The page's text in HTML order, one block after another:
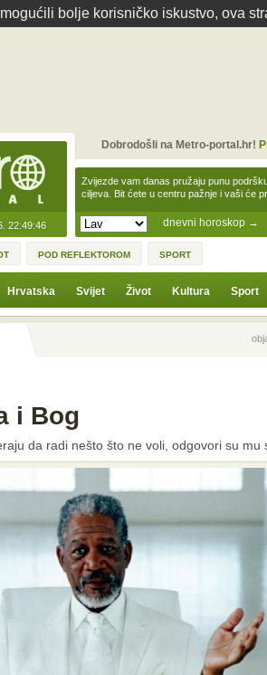
bolje korisničko iskustvo, ova
22:49:46 dnevni horoskop →
Zvijezde vam danas pružaju punu
ciljeva. Bit ćete u centru pažnje i vaši će
Dobrodošli na Metro-portal.hr!
POD REFLEKTOROM SPORT
Hrvatska Svijet Život Kultura Sport
Prethodna
i Bog
da radi nešto što ne voli, odgovori su mu